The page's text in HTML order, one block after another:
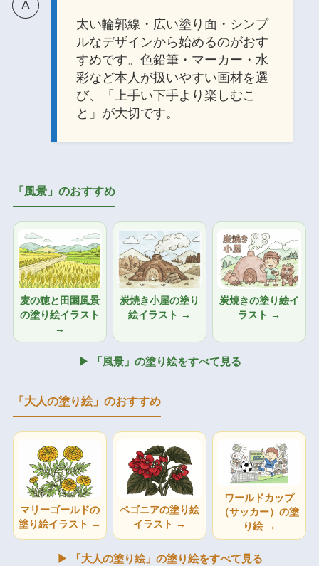
太い輪郭線・広い塗り面・シンプ
ルなデザインから始めるのがおす
すめです。色鉛筆・マーカー・水
彩など本人が扱いやすい画材を選
び、「上手い下手より楽しむこ
と」が大切です。
「風景」のおすすめ
麦の穂と田園風景
の塗り絵イラスト
→
炭焼き小屋の塗り
絵イラスト →
炭焼きの塗り絵イ
ラスト →
▶ 「風景」の塗り絵をすべて見る
「大人の塗り絵」のおすすめ
マリーゴールドの
塗り絵イラスト →
ベゴニアの塗り絵
イラスト →
ワールドカップ
（サッカー）の塗
り絵 →
▶ 「大人の塗り絵」の塗り絵をすべて見る